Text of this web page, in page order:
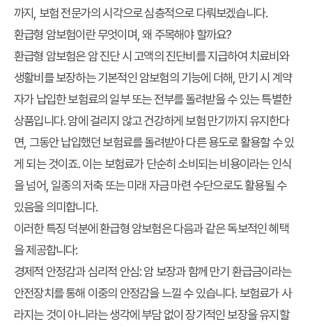
까지, 보험 전문가의 시각으로 심층적으로 다뤄보겠습니다.
환급형 암보험이란 무엇이며, 왜 주목해야 할까요?
환급형 암보험은 암 진단 시 고액의 진단비를 지급하여 치료비와
생활비를 보장하는 기본적인 암보험의 기능에 더해, 만기 시 계약
자가 납입한 보험료의 일부 또는 전부를 돌려받을 수 있는 특별한
상품입니다. 암에 걸리지 않고 건강하게 보험 만기까지 유지한다
면, 그동안 납입했던 보험료를 돌려받아 다른 용도로 활용할 수 있
게 되는 것이죠. 이는 보험료가 단순히 소비되는 비용이라는 인식
을 넘어, 일종의 저축 또는 미래 자금 마련 수단으로도 활용될 수
있음을 의미합니다.
이러한 특징 덕분에 환급형 암보험은 다음과 같은 독보적인 혜택
을 제공합니다:
경제적 안정감과 심리적 안심:암 보장과 함께 만기 환급금이라는
안전장치를 통해 이중의 안정감을 느낄 수 있습니다. 보험료가 사
라지는 것이 아니라는 생각에 부담 없이 장기적인 보장을 유지할